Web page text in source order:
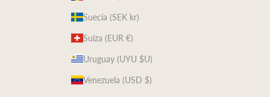
Suecia (SEK kr)
Suiza (EUR €)
Uruguay (UYU $U)
Venezuela (USD $)